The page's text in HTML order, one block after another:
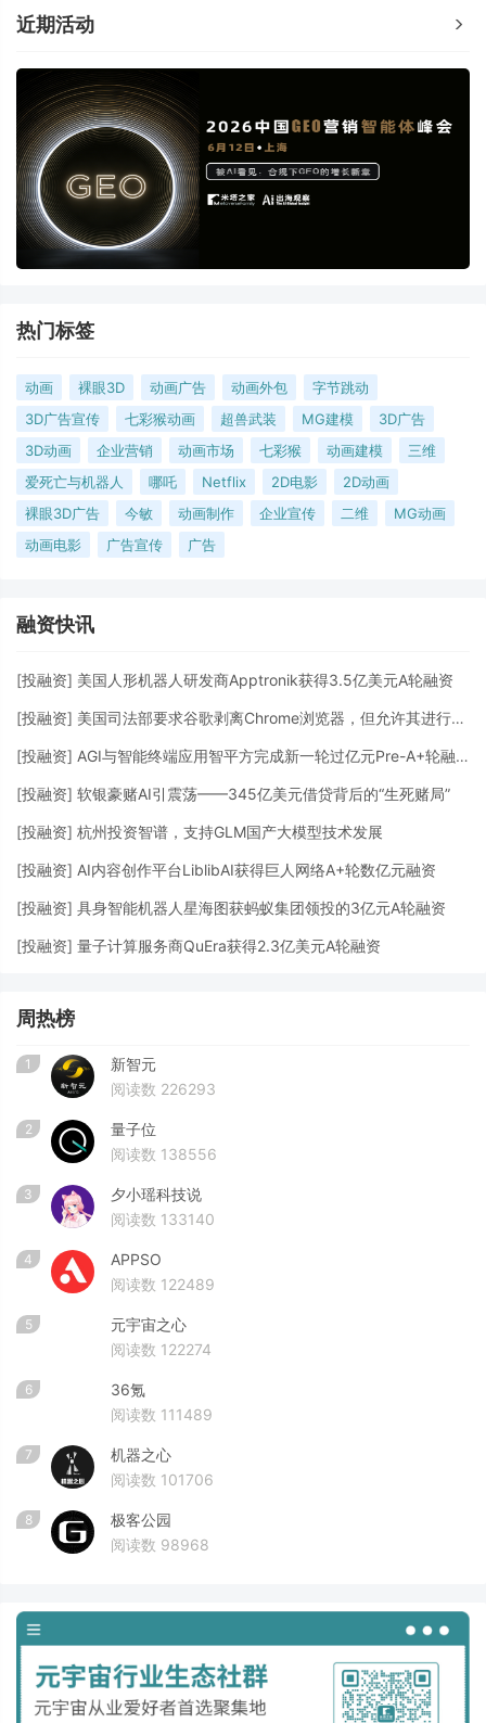
近期活动
热门标签
动画 裸眼3D 动画广告 动画外包
字节跳动
3D广告宣传
七彩猴动画 超兽武装 MG建模
3D广告
3D动画
企业营销 动画市场 七彩猴 动画建模
三维
爱死亡与机器人
哪吒 Netflix 2D电影
2D动画
裸眼3D广告
今敏 动画制作 企业宣传 二维
MG动画
动画电影
广告宣传 广告
融资快讯
[投融资] 美国人形机器人研发商Apptronik获得3.5亿美元A轮融资
[投融资] 美国司法部要求谷歌剥离Chrome浏览器，但允许其进行AI投资
[投融资] AGI与智能终端应用智平方完成新一轮过亿元Pre-A+轮融资
[投融资] 软银豪赌AI引震荡——345亿美元借贷背后的“生死赌局”
[投融资] 杭州投资智谱，支持GLM国产大模型技术发展
[投融资] AI内容创作平台LiblibAI获得巨人网络A+轮数亿元融资
[投融资] 具身智能机器人星海图获蚂蚁集团领投的3亿元A轮融资
[投融资] 量子计算服务商QuEra获得2.3亿美元A轮融资
周热榜
1
新智元
阅读数 226293
2
量子位
阅读数 138556
3
夕小瑶科技说
阅读数 133140
4
APPSO
阅读数 122489
5
元宇宙之心
阅读数 122274
6
36氪
阅读数 111489
7
机器之心
阅读数 101706
8
极客公园
阅读数 98968